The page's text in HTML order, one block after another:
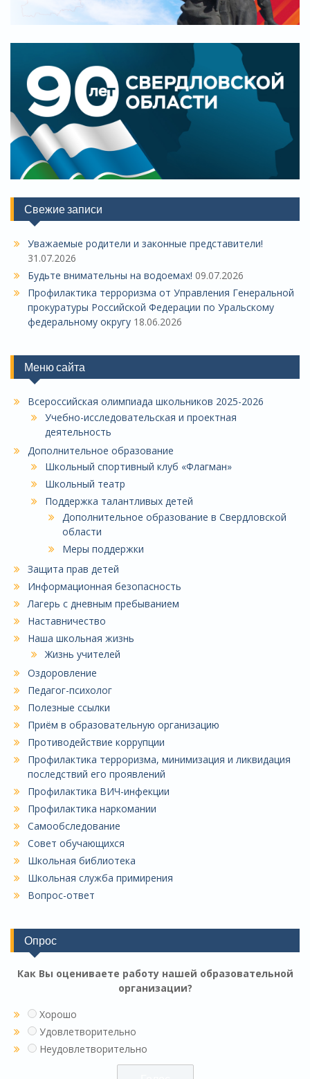
Свежие записи
Уважаемые родители и законные представители!
31.07.2026
Будьте внимательны на водоемах! 09.07.2026
Профилактика терроризма от Управления Генеральной
прокуратуры Российской Федерации по Уральскому
федеральному округу 18.06.2026
Меню сайта
Всероссийская олимпиада школьников 2025-2026
Учебно-исследовательская и проектная
деятельность
Дополнительное образование
Школьный спортивный клуб «Флагман»
Школьный театр
Поддержка талантливых детей
Дополнительное образование в Свердловской
области
Меры поддержки
Защита прав детей
Информационная безопасность
Лагерь с дневным пребыванием
Наставничество
Наша школьная жизнь
Жизнь учителей
Оздоровление
Педагог-психолог
Полезные ссылки
Приём в образовательную организацию
Противодействие коррупции
Профилактика терроризма, минимизация и ликвидация
последствий его проявлений
Профилактика ВИЧ-инфекции
Профилактика наркомании
Самообследование
Совет обучающихся
Школьная библиотека
Школьная служба примирения
Вопрос-ответ
Опрос
Как Вы оцениваете работу нашей образовательной
организации?
Хорошо
Удовлетворительно
Неудовлетворительно